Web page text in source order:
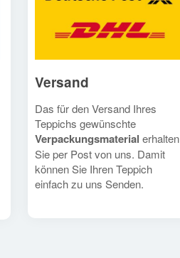
Versand
Das für den Versand Ihres
Teppichs gewünschte
Verpackungsmaterial erhalten
Sie per Post von uns. Damit
können Sie Ihren Teppich
einfach zu uns Senden.